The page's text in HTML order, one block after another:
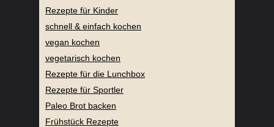
Rezepte für Kinder
schnell & einfach kochen
vegan kochen
vegetarisch kochen
Rezepte für die Lunchbox
Rezepte für Sportler
Paleo Brot backen
Frühstück Rezepte